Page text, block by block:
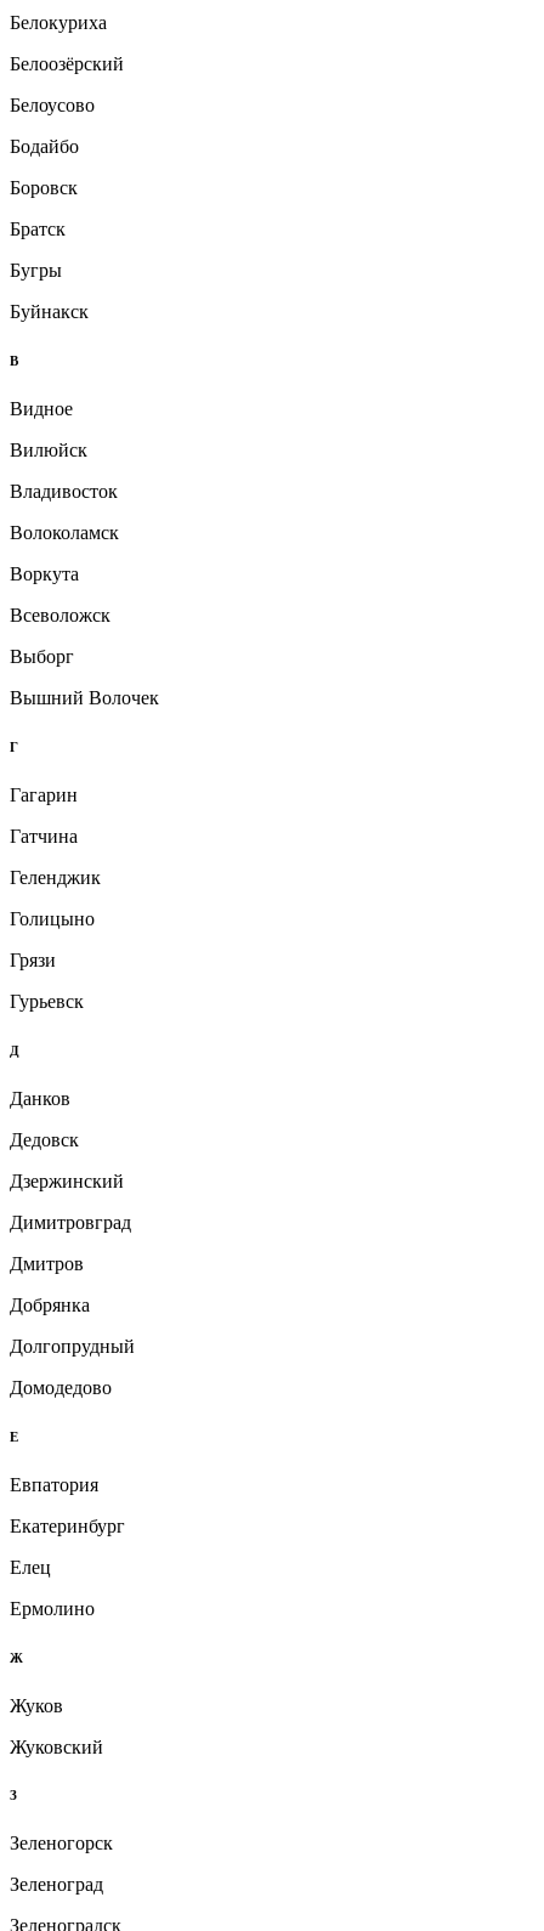
Белокуриха
Белоозёрский
Белоусово
Бодайбо
Боровск
Братск
Бугры
Буйнакск
В
Видное
Вилюйск
Владивосток
Волоколамск
Воркута
Всеволожск
Выборг
Вышний Волочек
Г
Гагарин
Гатчина
Геленджик
Голицыно
Грязи
Гурьевск
Д
Данков
Дедовск
Дзержинский
Димитровград
Дмитров
Добрянка
Долгопрудный
Домодедово
Е
Евпатория
Екатеринбург
Елец
Ермолино
Ж
Жуков
Жуковский
З
Зеленогорск
Зеленоград
Зеленоградск